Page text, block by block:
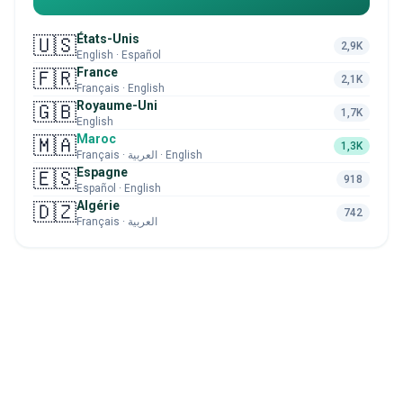
🇺🇸États-Unis
English · Español
2,9K
🇫🇷France
Français · English
2,1K
🇬🇧Royaume-Uni
English
1,7K
🇲🇦Maroc
Français · العربية · English
1,3K
🇪🇸Espagne
Español · English
918
🇩🇿Algérie
Français · العربية
742